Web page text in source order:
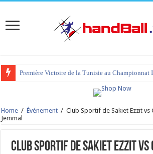
Première Victoire de la Tunisie au
Home / Événement / Club Sportif de Sakiet Ezzit vs
Jemmal
Club Sportif de Sakiet Ezzit vs